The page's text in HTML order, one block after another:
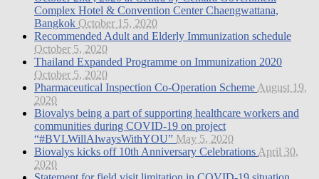
Complex Hotel & Convention Center Chaengwattana,
Bangkok October 15, 2020
Recommended Adult and Elderly Immunization schedule
October 5, 2020
Thailand Expanded Programme on Immunization 2020
October 5, 2020
Pharmaceutical Inspection Co-Operation Scheme August 19,
2020
Biovalys being a part of supporting healthcare workers and
communities during COVID-19 on project
“#BVLWillAlwaysWithYOU” May 5, 2020
Biovalys kicks off 10th Anniversary Celebrations April 30,
2020